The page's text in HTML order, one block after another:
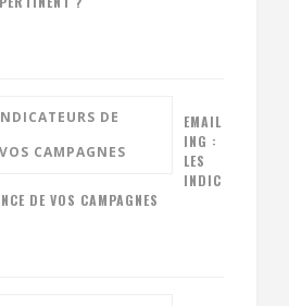
EMAIL
ING :
LES
INDIC
DE VOS CAMPAGNES